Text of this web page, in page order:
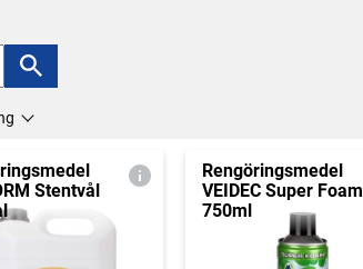
Stentvål
Rengöringsmedel
VEIDEC Super Foam
750ml